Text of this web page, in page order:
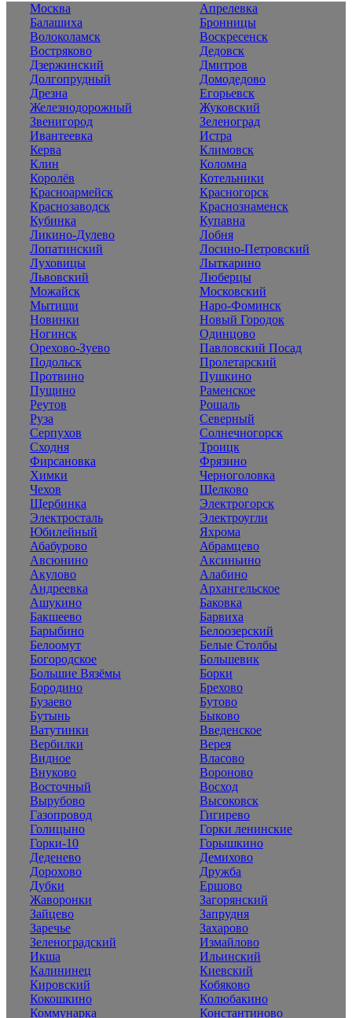
Москва
Апрелевка
Балашиха
Бронницы
Волоколамск
Воскресенск
Востряково
Дедовск
Дзержинский
Дмитров
Долгопрудный
Домодедово
Дрезна
Егорьевск
Железнодорожный
Жуковский
Звенигород
Зеленоград
Ивантеевка
Истра
Керва
Климовск
Клин
Коломна
Королёв
Котельники
Красноармейск
Красногорск
Краснозаводск
Краснознаменск
Кубинка
Купавна
Ликино-Дулево
Лобня
Лопатинский
Лосино-Петровский
Луховицы
Лыткарино
Львовский
Люберцы
Можайск
Московский
Мытищи
Наро-Фоминск
Новинки
Новый Городок
Ногинск
Одинцово
Орехово-Зуево
Павловский Посад
Подольск
Пролетарский
Протвино
Пушкино
Пущино
Раменское
Реутов
Рошаль
Руза
Северный
Серпухов
Солнечногорск
Сходня
Троицк
Фирсановка
Фрязино
Химки
Черноголовка
Чехов
Щелково
Щербинка
Электрогорск
Электросталь
Электроугли
Юбилейный
Яхрома
Абабурово
Абрамцево
Авсюнино
Аксиньино
Акулово
Алабино
Андреевка
Архангельское
Ашукино
Баковка
Бакшеево
Барвиха
Барыбино
Белоозерский
Белоомут
Белые Столбы
Богородское
Большевик
Большие Вязёмы
Борки
Бородино
Брехово
Бузаево
Бутово
Бутынь
Быково
Ватутинки
Введенское
Вербилки
Верея
Видное
Власово
Внуково
Вороново
Восточный
Восход
Вырубово
Высоковск
Газопровод
Гигирево
Голицыно
Горки ленинские
Горки-10
Горышкино
Деденево
Демихово
Дорохово
Дружба
Дубки
Ершово
Жаворонки
Загорянский
Зайцево
Запрудня
Заречье
Захарово
Зеленоградский
Измайлово
Икша
Ильинский
Калининец
Киевский
Кировский
Кобяково
Кокошкино
Колюбакино
Коммунарка
Константиново